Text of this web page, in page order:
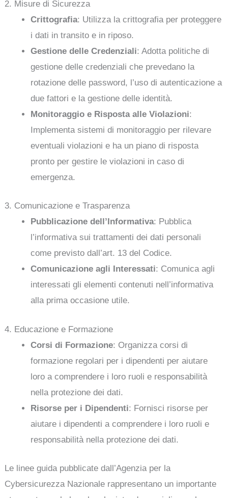
2. Misure di Sicurezza
Crittografia: Utilizza la crittografia per proteggere
i dati in transito e in riposo.
Gestione delle Credenziali: Adotta politiche di
gestione delle credenziali che prevedano la
rotazione delle password, l’uso di autenticazione a
due fattori e la gestione delle identità.
Monitoraggio e Risposta alle Violazioni:
Implementa sistemi di monitoraggio per rilevare
eventuali violazioni e ha un piano di risposta
pronto per gestire le violazioni in caso di
emergenza.
3. Comunicazione e Trasparenza
Pubblicazione dell’Informativa: Pubblica
l’informativa sui trattamenti dei dati personali
come previsto dall’art. 13 del Codice.
Comunicazione agli Interessati: Comunica agli
interessati gli elementi contenuti nell’informativa
alla prima occasione utile.
4. Educazione e Formazione
Corsi di Formazione: Organizza corsi di
formazione regolari per i dipendenti per aiutare
loro a comprendere i loro ruoli e responsabilità
nella protezione dei dati.
Risorse per i Dipendenti: Fornisci risorse per
aiutare i dipendenti a comprendere i loro ruoli e
responsabilità nella protezione dei dati.
Le linee guida pubblicate dall’Agenzia per la
Cybersicurezza Nazionale rappresentano un importante